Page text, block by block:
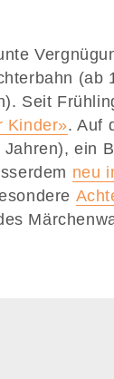
(ab
Seit
Kinder». Auf
ein
neu